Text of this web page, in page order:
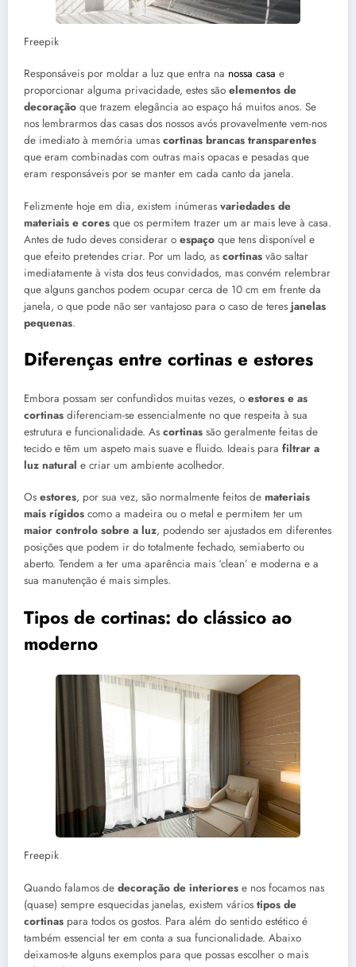
Freepik
Responsáveis por moldar a luz que entra na nossa casa e
proporcionar alguma privacidade, estes são elementos de
decoração que trazem elegância ao espaço há muitos anos. Se
nos lembrarmos das casas dos nossos avós provavelmente vem-nos
de imediato à memória umas cortinas brancas transparentes
que eram combinadas com outras mais opacas e pesadas que
eram responsáveis por se manter em cada canto da janela.
Felizmente hoje em dia, existem inúmeras variedades de
materiais e cores que os permitem trazer um ar mais leve à casa.
Antes de tudo deves considerar o espaço que tens disponível e
que efeito pretendes criar. Por um lado, as cortinas vão saltar
imediatamente à vista dos teus convidados, mas convém relembrar
que alguns ganchos podem ocupar cerca de 10 cm em frente da
janela, o que pode não ser vantajoso para o caso de teres janelas
pequenas.
Diferenças entre cortinas e estores
Embora possam ser confundidos muitas vezes, o estores e as
cortinas diferenciam-se essencialmente no que respeita à sua
estrutura e funcionalidade. As cortinas são geralmente feitas de
tecido e têm um aspeto mais suave e fluido. Ideais para filtrar a
luz natural e criar um ambiente acolhedor.
Os estores, por sua vez, são normalmente feitos de materiais
mais rígidos como a madeira ou o metal e permitem ter um
maior controlo sobre a luz, podendo ser ajustados em diferentes
posições que podem ir do totalmente fechado, semiaberto ou
aberto. Tendem a ter uma aparência mais ‘clean’ e moderna e a
sua manutenção é mais simples.
Tipos de cortinas: do clássico ao
moderno
Freepik
Quando falamos de decoração de interiores e nos focamos nas
(quase) sempre esquecidas janelas, existem vários tipos de
cortinas para todos os gostos. Para além do sentido estético é
também essencial ter em conta a sua funcionalidade. Abaixo
deixamos-te alguns exemplos para que possas escolher o mais